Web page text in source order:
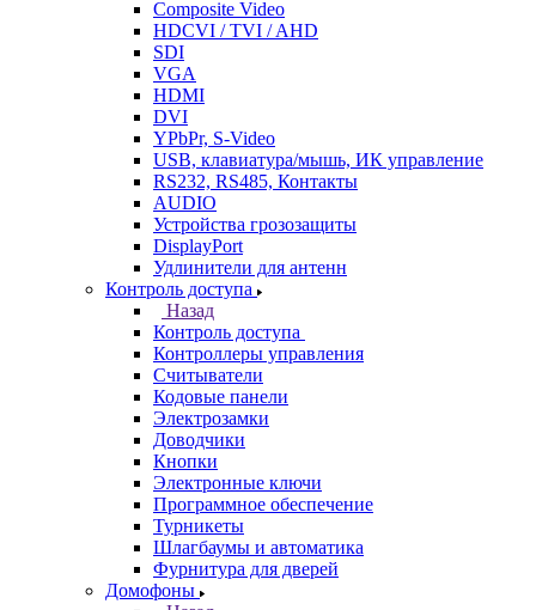
Composite Video
HDCVI / TVI / AHD
SDI
VGA
HDMI
DVI
YPbPr, S-Video
USB, клавиатура/мышь, ИК управление
RS232, RS485, Контакты
AUDIO
Устройства грозозащиты
DisplayPort
Удлинители для антенн
Контроль доступа
Назад
Контроль доступа
Контроллеры управления
Считыватели
Кодовые панели
Электрозамки
Доводчики
Кнопки
Электронные ключи
Программное обеспечение
Турникеты
Шлагбаумы и автоматика
Фурнитура для дверей
Домофоны